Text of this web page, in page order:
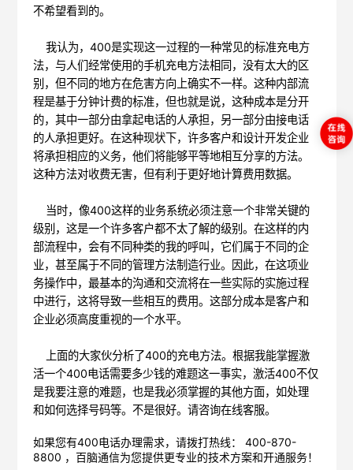
不希望看到的。
我认为，400是实现这一过程的一种常见的标准充电方
法，与人们经常使用的手机充电方法相同，没有太大的区
别，但不同的地方在危害方向上确实不一样。这种内部流
程是基于分钟计费的标准，但也就是说，这种成本是分开
的，其中一部分由拿起电话的人承担，另一部分由接电话
的人承担更好。在这种现状下，许多客户和设计开发企业
将承担相应的义务，他们将能够平等地相互分享的方法。
这种方法对收费无害，但有利于更好地计算费用数据。
当时，像400这样的业务系统必须注意一个非常关键的
级别，这是一个许多客户都不太了解的级别。在这样的内
部流程中，会有不同种类的我的呼叫，它们属于不同的企
业，甚至属于不同的管理方法制造行业。因此，在这项业
务操作中，最基本的沟通和交流将在一些实际的实施过程
中进行，这将导致一些相互的费用。这部分成本是客户和
企业必须高度重视的一个水平。
上面的大家伙分析了400的充电方法。根据我能掌握激
活一个400电话需要多少钱的难题这一事实，激活400不仅
是我要注意的难题，也是我必须掌握的其他方面，如处理
和如何选择号码等。不是很好。请咨询在线客服。
如果您有400电话办理需求，请拨打热线： 400-870-
8800 ，百脑通信为您提供更专业的技术方案和开通服务！